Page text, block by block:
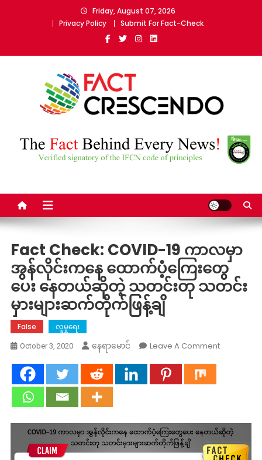
Friday, August 07, 2026
Privacy Policy
Submit For Fact-Check
Fact Crescendo Myanmar
Fact Check: COVID-19 ကာလမှာ
အွန်လိုင်းကနေ ထောက်ပံ့ကြေးတွေ
ပေး နေတယ်ဆိုတဲ့ သတင်းတု သတင်း
မှားများဆက်တိုက်ဖြန့်ချိ
False လူမှုရေး
October 3, 2020 နေရာမောင် Leave A CommentOn
မှာ
အွ
န်